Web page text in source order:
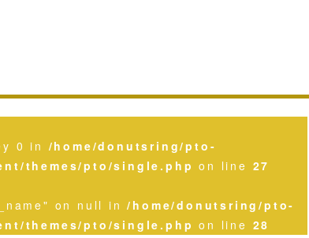
0 in /home/donutsring/pto-
themes/pto/single.php on line 27
on null in/home/donutsring/pto-
themes/pto/single.php on line 28